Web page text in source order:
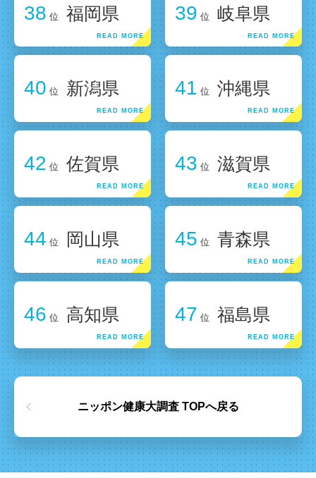
38 位 福岡県 39 位 岐阜県
40 位 新潟県 41 位 沖縄県
42 位 佐賀県 43 位 滋賀県
44 位 岡山県 45 位 青森県
46 位 高知県 47 位 福島県
ニッポン健康大調査 TOPへ戻る